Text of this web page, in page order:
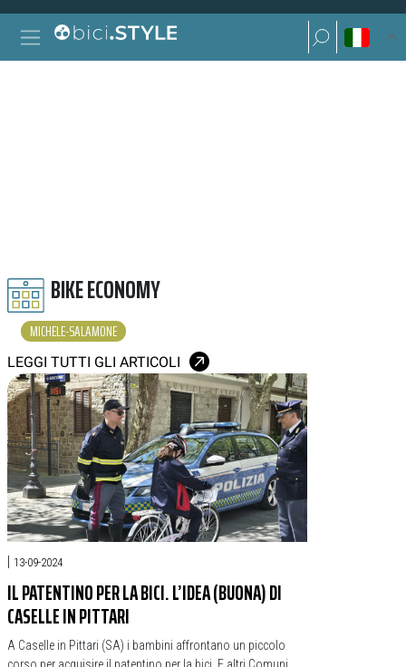
Vai al contenuto
Navigazione principale
Ricerca per:
Ricerca per:
BIKE ECONOMY
MICHELE-SALAMONE
LEGGI TUTTI GLI ARTICOLI
| 13-09-2024
IL PATENTINO PER LA BICI. L’IDEA (BUONA) DI
CASELLE IN PITTARI
A Caselle in Pittari (SA) i bambini affrontano un piccolo